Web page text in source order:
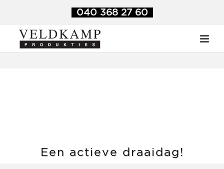
040 368 27 60
Een actieve draaidag!